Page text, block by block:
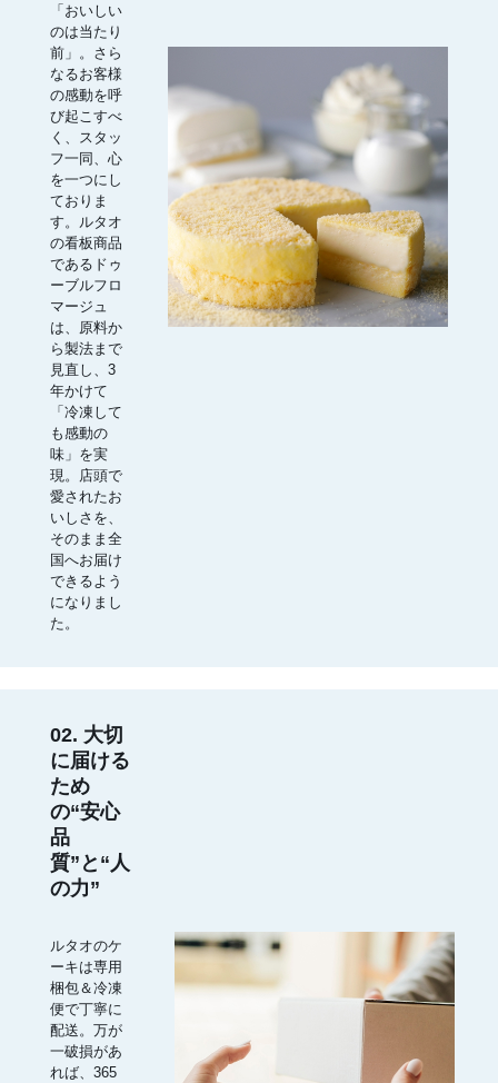
「おいしい
のは当たり
前」。さら
なるお客様
の感動を呼
び起こすべ
く、スタッ
フ一同、心
を一つにし
ておりま
す。ルタオ
の看板商品
であるドゥ
ーブルフロ
マージュ
は、原料か
ら製法まで
見直し、3
年かけて
「冷凍して
も感動の
味」を実
現。店頭で
愛されたお
いしさを、
そのまま全
国へお届け
できるよう
になりまし
た。
02. 大切
に届ける
ため
の“安心
品
質”と“人
の力”
ルタオのケ
ーキは専用
梱包＆冷凍
便で丁寧に
配送。万が
一破損があ
れば、365